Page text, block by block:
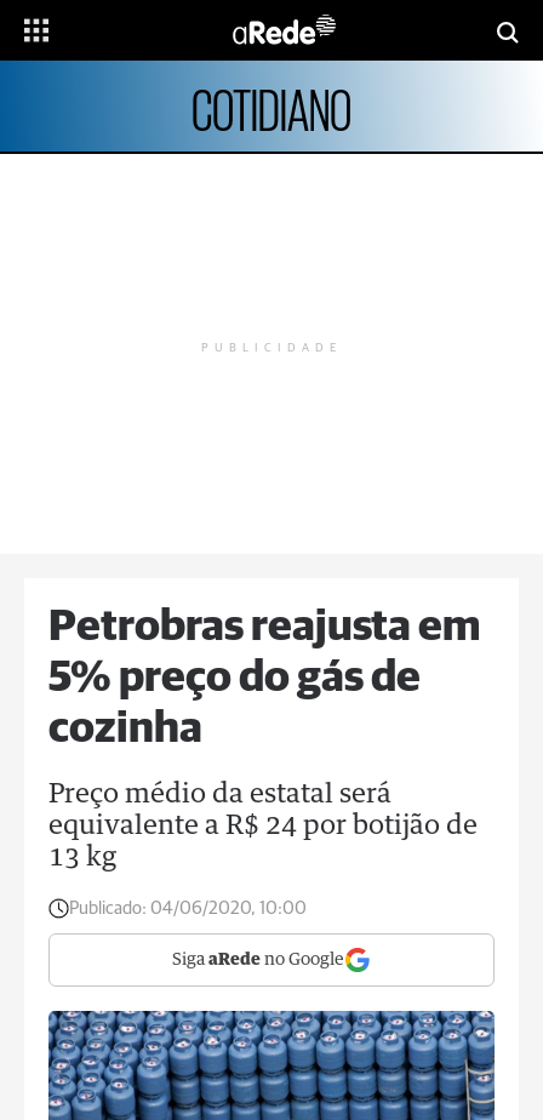
COTIDIANO
PUBLICIDADE
Petrobras reajusta em
5% preço do gás de
cozinha
Preço médio da estatal será
equivalente a R$ 24 por botijão de
13 kg
Publicado: 04/06/2020, 10:00
Siga aRede no Google